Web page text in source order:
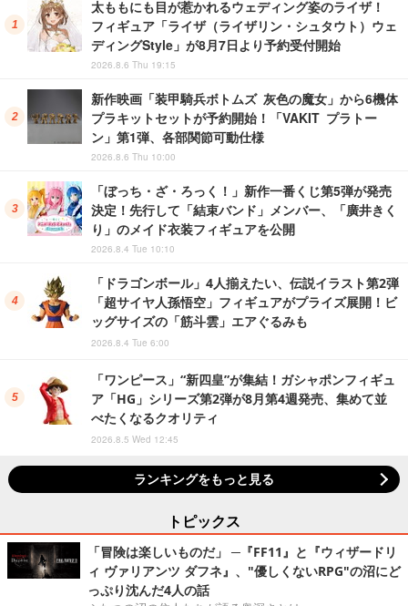
太ももにも目が惹かれるウェディング姿のライザ！
フィギュア「ライザ（ライザリン・シュタウト）ウェ
ディングStyle」が8月7日より予約受付開始
2026.8.6 Thu 19:15
新作映画「装甲騎兵ボトムズ 灰色の魔女」から6機体
プラキットセットが予約開始！「VAKIT プラトー
ン」第1弾、各部関節可動仕様
2026.8.6 Thu 10:00
「ぼっち・ざ・ろっく！」新作一番くじ第5弾が発売
決定！先行して「結束バンド」メンバー、「廣井きく
り」のメイド衣装フィギュアを公開
2026.8.4 Tue 10:10
「ドラゴンボール」4人揃えたい、伝説イラスト第2弾
「超サイヤ人孫悟空」フィギュアがプライズ展開！ビ
ッグサイズの「筋斗雲」エアぐるみも
2026.8.4 Tue 6:00
「ワンピース」“新四皇”が集結！ガシャポンフィギュ
ア「HG」シリーズ第2弾が8月第4週発売、集めて並
べたくなるクオリティ
2026.8.5 Wed 12:45
ランキングをもっと見る
トピックス
「冒険は楽しいものだ」 ─『FF11』と『ウィザードリ
ィ ヴァリアンツ ダフネ』、"優しくないRPG"の沼にど
っぷり沈んだ4人の話